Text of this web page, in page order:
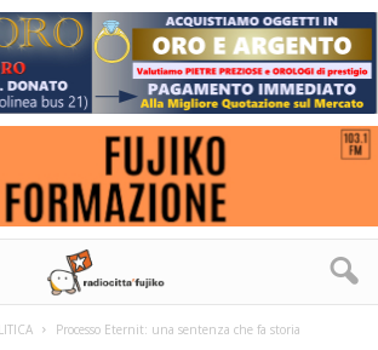
Processo Eternit: una sentenza che fa storia